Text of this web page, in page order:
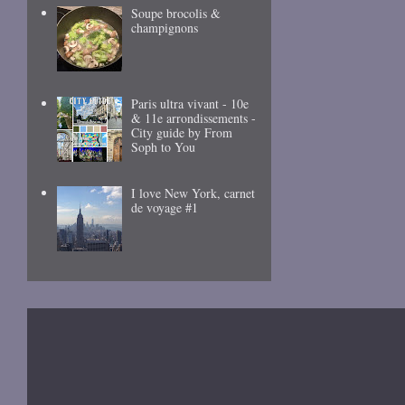
Soupe brocolis &
champignons
Paris ultra vivant - 10e
& 11e arrondissements -
City guide by From
Soph to You
I love New York, carnet
de voyage #1